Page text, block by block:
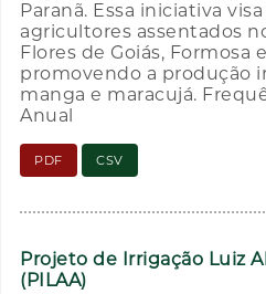
Paranã. Essa iniciativa
agricultores assentados
Flores de Goiás, Formosa
promovendo a produção
manga e maracujá.
Anual
PDF CSV
Projeto de Irrigação Luiz
(PILAA)